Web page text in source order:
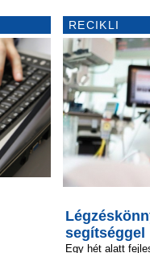
RECIKLI
segítséggel
Egy hét alatt